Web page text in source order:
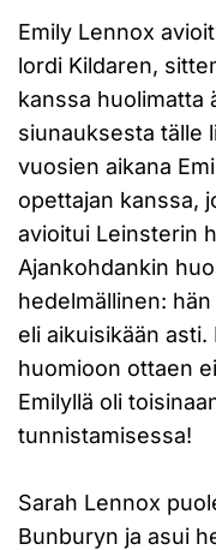
Emily Lennox
lordi Kildaren,
kanssa huolimatta
siunauksesta tälle
vuosien aikana
opettajan kanssa,
avioitui Leinsterin
Ajankohdankin
hedelmällinen:
eli aikuisikään asti.
huomioon ottaen
Emilyllä oli
tunnistamisessa!
Sarah Lennox
Bunburyn ja asui